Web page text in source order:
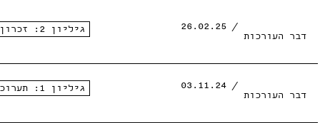
העורכות גיליון 2: זכרון
העורכות גיליון 1: תערוכות